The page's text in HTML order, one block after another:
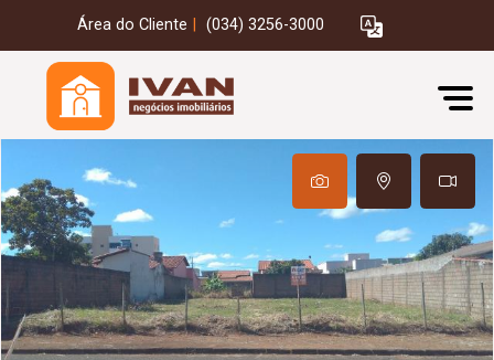
Área do Cliente (034) 3256-3000